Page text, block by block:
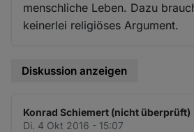
menschliche Leben. Dazu
keinerlei religiöses Argument.
Diskussion anzeigen
Konrad Schiemert (nicht überprüft)
Di. 4 Okt 2016 - 15:07